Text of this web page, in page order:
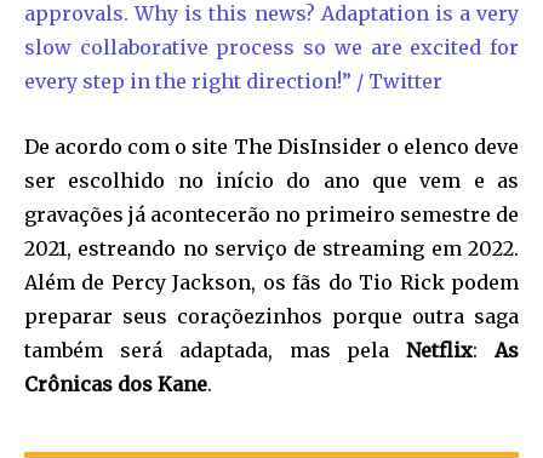
approvals. Why is this news? Adaptation is a very
slow collaborative process so we are excited for
every step in the right direction!” / Twitter
De acordo com o site The DisInsider o elenco deve
ser escolhido no início do ano que vem e as
gravações já acontecerão no primeiro semestre de
2021, estreando no serviço de streaming em 2022.
Além de Percy Jackson, os fãs do Tio Rick podem
preparar seus coraçõezinhos porque outra saga
também será adaptada, mas pelaNetflix:As
Crônicas dos Kane.